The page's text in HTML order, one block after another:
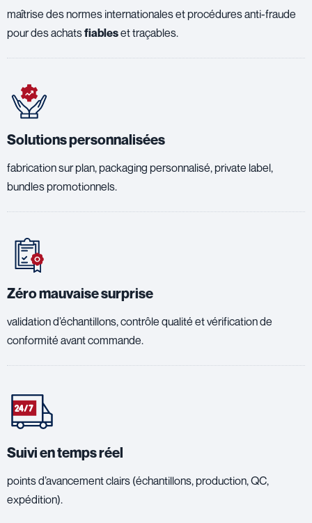
maîtrise des normes internationales et procédures anti-fraude
pour des achatsfiableset traçables.
Solutions personnalisées
fabrication sur plan, packaging personnalisé, private label,
bundles promotionnels.
Zéro mauvaise surprise
validation d’échantillons, contrôle qualité et vérification de
conformité avant commande.
Suivi en temps réel
points d’avancement clairs (échantillons, production, QC,
expédition).